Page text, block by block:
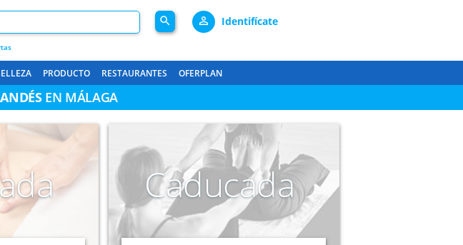
search person_outline Identifícate
PRODUCTO RESTAURANTES OFERPLAN
EN MÁLAGA
Caducada